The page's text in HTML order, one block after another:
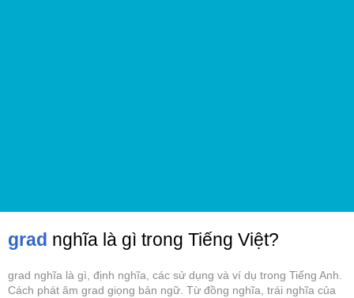
grad nghĩa là gì trong Tiếng Việt?
grad nghĩa là gì, định nghĩa, các sử dụng và ví dụ trong Tiếng Anh.
Cách phát âm grad giọng bản ngữ. Từ đồng nghĩa, trái nghĩa của